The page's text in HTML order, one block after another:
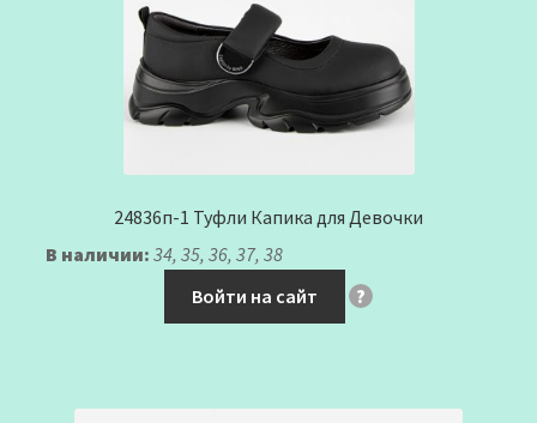
24836п-1 Туфли Капика для Девочки
В наличии: 34, 35, 36, 37, 38
Войти на сайт
?